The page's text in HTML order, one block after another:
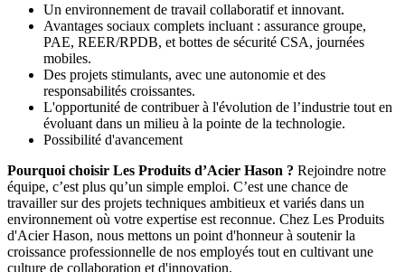
Un environnement de travail collaboratif et innovant.
Avantages sociaux complets incluant : assurance groupe,
PAE, REER/RPDB, et bottes de sécurité CSA, journées
mobiles.
Des projets stimulants, avec une autonomie et des
responsabilités croissantes.
L'opportunité de contribuer à l'évolution de l’industrie tout en
évoluant dans un milieu à la pointe de la technologie.
Possibilité d'avancement
Pourquoi choisir Les Produits d’Acier Hason ? Rejoindre notre
équipe, c’est plus qu’un simple emploi. C’est une chance de
travailler sur des projets techniques ambitieux et variés dans un
environnement où votre expertise est reconnue. Chez Les Produits
d'Acier Hason, nous mettons un point d'honneur à soutenir la
croissance professionnelle de nos employés tout en cultivant une
culture de collaboration et d'innovation.